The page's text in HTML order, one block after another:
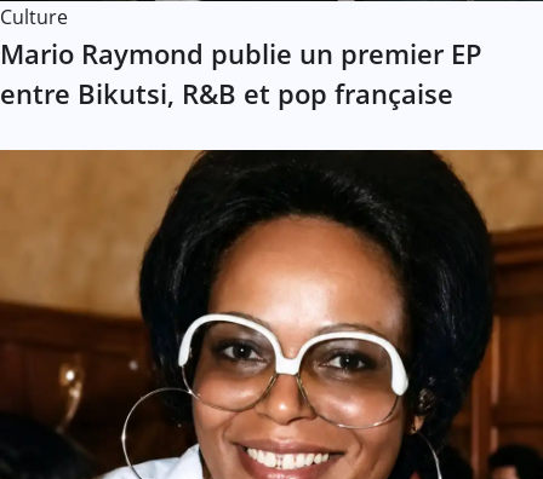
Culture
Mario Raymond publie un premier EP
entre Bikutsi, R&B et pop française